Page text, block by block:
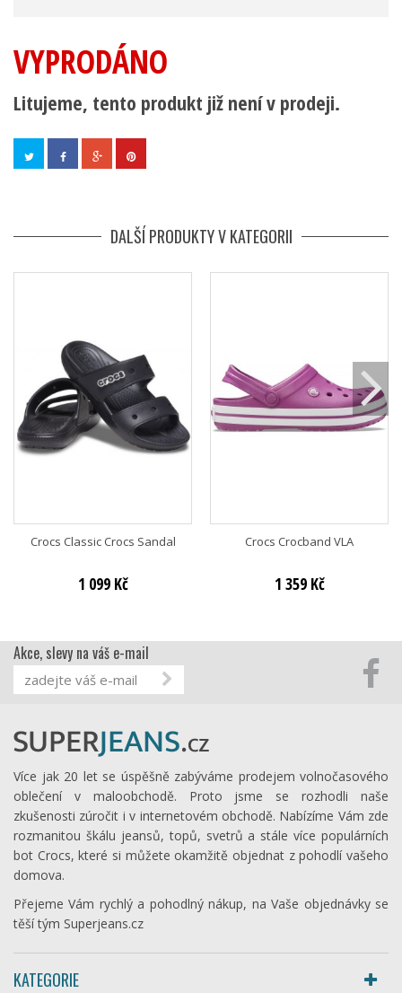
VYPRODÁNO
Litujeme, tento produkt již není v prodeji.
DALŠÍ PRODUKTY V KATEGORII
Crocs Classic Crocs Sandal
1 099 Kč
Crocs Crocband VLA
1 359 Kč
Akce, slevy na váš e-mail
Více jak 20 let se úspěšně zabýváme prodejem volnočasového
oblečení v maloobchodě. Proto jsme se rozhodli naše
zkušenosti zúročit i v internetovém obchodě. Nabízíme Vám zde
rozmanitou škálu jeansů, topů, svetrů a stále více populárních
bot Crocs, které si můžete okamžitě objednat z pohodlí vašeho
domova.
Přejeme Vám rychlý a pohodlný nákup, na Vaše objednávky se
těší tým Superjeans.cz
KATEGORIE